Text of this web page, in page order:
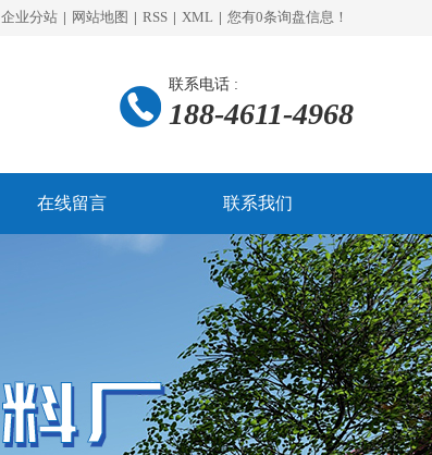
企业分站 | 网站地图 | RSS | XML | 您有0条询盘信息！
联系电话 :
188-4611-4968
在线留言 联系我们